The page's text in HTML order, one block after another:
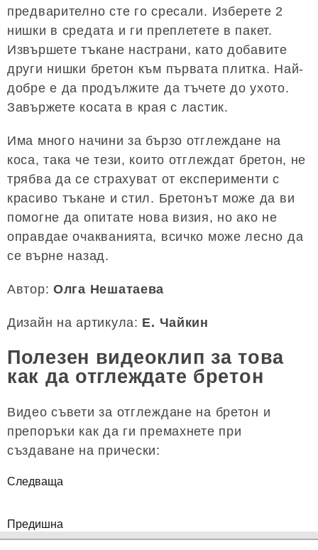
предварително сте го сресали. Изберете 2
нишки в средата и ги преплетете в пакет.
Извършете тъкане настрани, като добавите
други нишки бретон към първата плитка. Най-
добре е да продължите да тъчете до ухото.
Завържете косата в края с ластик.
Има много начини за бързо отглеждане на
коса, така че тези, които отглеждат бретон, не
трябва да се страхуват от експерименти с
красиво тъкане и стил. Бретонът може да ви
помогне да опитате нова визия, но ако не
оправдае очакванията, всичко може лесно да
се върне назад.
Автор:Олга Нешатаева
Дизайн на артикула: E. Чайкин
Полезен видеоклип за това
как да отглеждате бретон
Видео съвети за отглеждане на бретон и
препоръки как да ги премахнете при
създаване на прически:
Следваща
Предишна